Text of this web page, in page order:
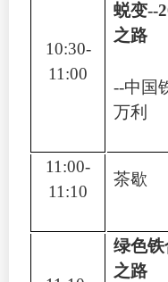
10:30-
11:00
蜕变--
之路
--中国
万利
11:00-
11:10
茶歇
绿色
之路